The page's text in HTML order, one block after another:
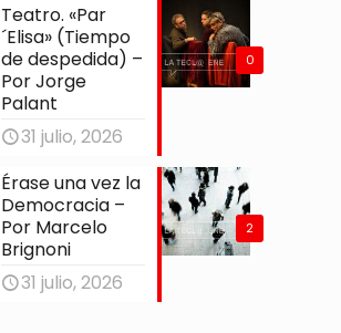
0
Teatro. «Par
´Elisa» (Tiempo
de despedida) –
Por Jorge
Palant
31 julio, 2026
2
Érase una vez la
Democracia –
Por Marcelo
Brignoni
31 julio, 2026